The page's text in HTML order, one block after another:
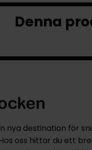
Denna
nya destination för
oss hittar du ett